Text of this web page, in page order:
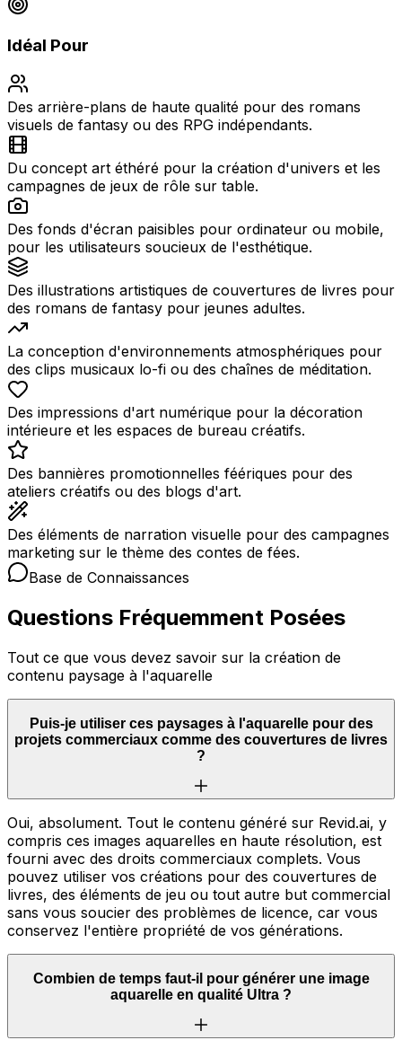
Idéal Pour
Des arrière-plans de haute qualité pour des romans
visuels de fantasy ou des RPG indépendants.
Du concept art éthéré pour la création d'univers et les
campagnes de jeux de rôle sur table.
Des fonds d'écran paisibles pour ordinateur ou mobile,
pour les utilisateurs soucieux de l'esthétique.
Des illustrations artistiques de couvertures de livres pour
des romans de fantasy pour jeunes adultes.
La conception d'environnements atmosphériques pour
des clips musicaux lo-fi ou des chaînes de méditation.
Des impressions d'art numérique pour la décoration
intérieure et les espaces de bureau créatifs.
Des bannières promotionnelles féériques pour des
ateliers créatifs ou des blogs d'art.
Des éléments de narration visuelle pour des campagnes
marketing sur le thème des contes de fées.
Base de Connaissances
Questions Fréquemment Posées
Tout ce que vous devez savoir sur la création de
contenu paysage à l'aquarelle
Puis-je utiliser ces paysages à l'aquarelle pour des
projets commerciaux comme des couvertures de livres
?
Oui, absolument. Tout le contenu généré sur Revid.ai, y
compris ces images aquarelles en haute résolution, est
fourni avec des droits commerciaux complets. Vous
pouvez utiliser vos créations pour des couvertures de
livres, des éléments de jeu ou tout autre but commercial
sans vous soucier des problèmes de licence, car vous
conservez l'entière propriété de vos générations.
Combien de temps faut-il pour générer une image
aquarelle en qualité Ultra ?